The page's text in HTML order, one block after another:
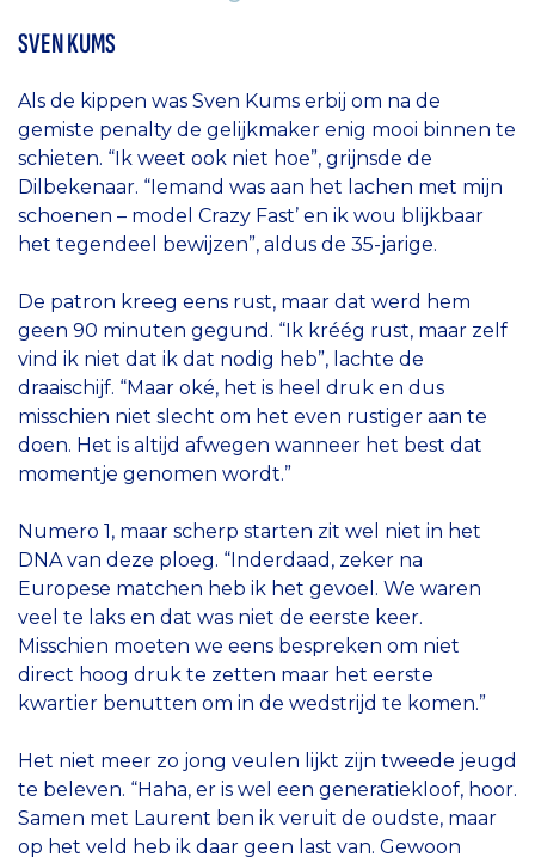
SVEN KUMS
Als de kippen was Sven Kums erbij om na de
gemiste penalty de gelijkmaker enig mooi binnen te
schieten. “Ik weet ook niet hoe”, grijnsde de
Dilbekenaar. “Iemand was aan het lachen met mijn
schoenen – model Crazy Fast’ en ik wou blijkbaar
het tegendeel bewijzen”, aldus de 35-jarige.
De patron kreeg eens rust, maar dat werd hem
geen 90 minuten gegund. “Ik kréég rust, maar zelf
vind ik niet dat ik dat nodig heb”, lachte de
draaischijf. “Maar oké, het is heel druk en dus
misschien niet slecht om het even rustiger aan te
doen. Het is altijd afwegen wanneer het best dat
momentje genomen wordt.”
Numero 1, maar scherp starten zit wel niet in het
DNA van deze ploeg. “Inderdaad, zeker na
Europese matchen heb ik het gevoel. We waren
veel te laks en dat was niet de eerste keer.
Misschien moeten we eens bespreken om niet
direct hoog druk te zetten maar het eerste
kwartier benutten om in de wedstrijd te komen.”
Het niet meer zo jong veulen lijkt zijn tweede jeugd
te beleven. “Haha, er is wel een generatiekloof, hoor.
Samen met Laurent ben ik veruit de oudste, maar
op het veld heb ik daar geen last van. Gewoon